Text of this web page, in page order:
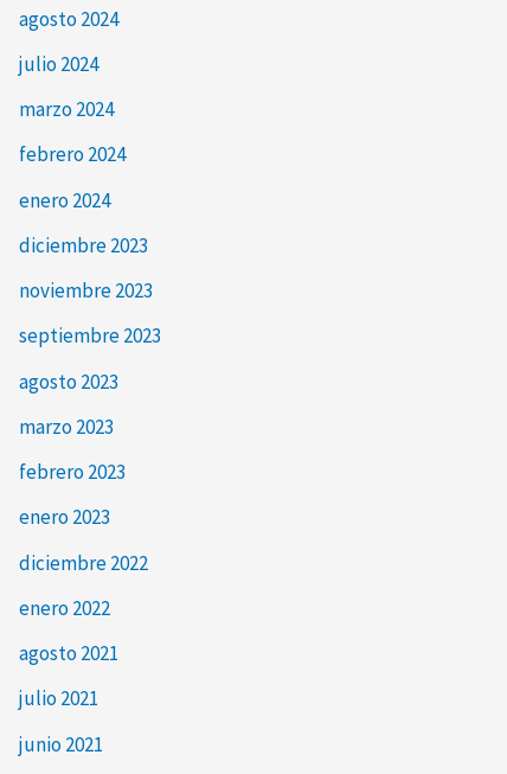
agosto 2024
julio 2024
marzo 2024
febrero 2024
enero 2024
diciembre 2023
noviembre 2023
septiembre 2023
agosto 2023
marzo 2023
febrero 2023
enero 2023
diciembre 2022
enero 2022
agosto 2021
julio 2021
junio 2021